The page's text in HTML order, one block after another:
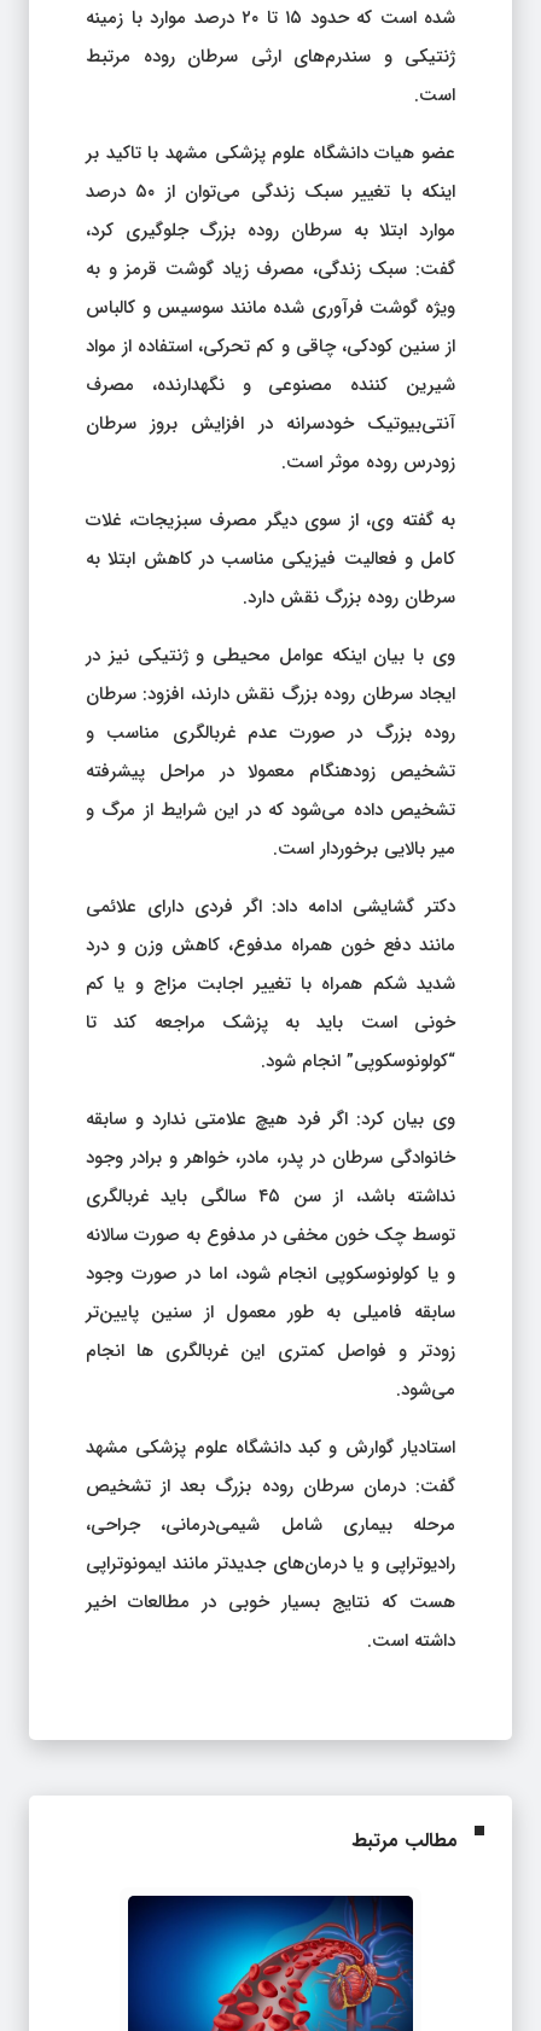
شده است که حدود ۱۵ تا ۲۰ درصد موارد با زمینه
ژنتیکی و سندرم‌های ارثی سرطان روده مرتبط
است.
عضو هیات دانشگاه علوم پزشکی مشهد با تاکید بر
اینکه با تغییر سبک زندگی می‌توان از ۵۰ درصد
موارد ابتلا به سرطان روده بزرگ جلوگیری کرد،
گفت: سبک زندگی، مصرف زیاد گوشت قرمز و به
ویژه گوشت فرآوری شده مانند سوسیس و کالباس
از سنین کودکی، چاقی و کم تحرکی، استفاده از مواد
شیرین کننده مصنوعی و نگهدارنده، مصرف
آنتی‌بیوتیک خودسرانه در افزایش بروز سرطان
زودرس روده موثر است.
به گفته وی، از سوی دیگر مصرف سبزیجات، غلات
کامل و فعالیت فیزیکی مناسب در کاهش ابتلا به
سرطان روده بزرگ نقش دارد.
وی با بیان اینکه عوامل محیطی و ژنتیکی نیز در
ایجاد سرطان روده بزرگ نقش دارند، افزود: سرطان
روده بزرگ در صورت عدم غربالگری مناسب و
تشخیص زودهنگام معمولا در مراحل پیشرفته
تشخیص داده می‌شود که در این شرایط از مرگ و
میر بالایی برخوردار است.
دکتر گشایشی ادامه داد: اگر فردی دارای علائمی
مانند دفع خون همراه مدفوع، کاهش وزن و درد
شدید شکم همراه با تغییر اجابت مزاج و یا کم
خونی است باید به پزشک مراجعه کند تا
“کولونوسکوپی” انجام شود.
وی بیان کرد: اگر فرد هیچ علامتی ندارد و سابقه
خانوادگی سرطان در پدر، مادر، خواهر و برادر وجود
نداشته باشد، از سن ۴۵ سالگی باید غربالگری
توسط چک خون مخفی در مدفوع به صورت سالانه
و یا کولونوسکوپی انجام شود، اما در صورت وجود
سابقه فامیلی به طور معمول از سنین پایین‌تر
زودتر و فواصل کمتری این غربالگری ها انجام
می‌شود.
استادیار گوارش و کبد دانشگاه علوم پزشکی مشهد
گفت: درمان سرطان روده بزرگ بعد از تشخیص
مرحله بیماری شامل شیمی‌درمانی، جراحی،
رادیوتراپی و یا درمان‌های جدیدتر مانند ایمونوتراپی
هست که نتایج بسیار خوبی در مطالعات اخیر
داشته است.
مطالب مرتبط